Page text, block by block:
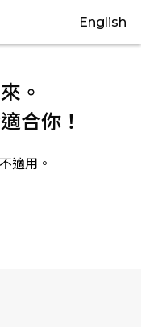
English
。
合你！
適用。